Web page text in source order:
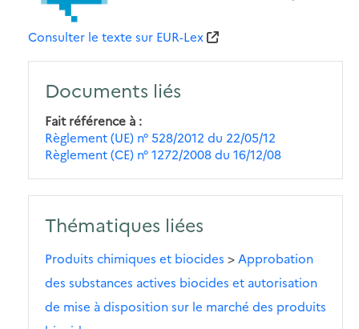
Consulter le texte sur EUR-Lex
Documents liés
Fait référence à
Règlement (UE) n° 528/2012 du 22/05/12
Règlement (CE) n° 1272/2008 du 16/12/08
Thématiques liées
Produits chimiques et biocides > Approbation
des substances actives biocides et autorisation
de mise à disposition sur le marché des produits